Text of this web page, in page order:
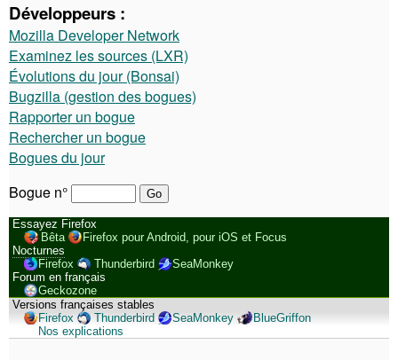
Développeurs :
Mozilla Developer Network
Examinez les sources (LXR)
Évolutions du jour (Bonsai)
Bugzilla (gestion des bogues)
Rapporter un bogue
Rechercher un bogue
Bogues du jour
Bogue n°
Essayez Firefox
Bêta
Firefox pour Android, pour iOS et Focus
Nocturnes
Firefox
Thunderbird
SeaMonkey
Forum en français
Geckozone
Versions françaises stables
Firefox
Thunderbird SeaMonkey
BlueGriffon
Nos explications